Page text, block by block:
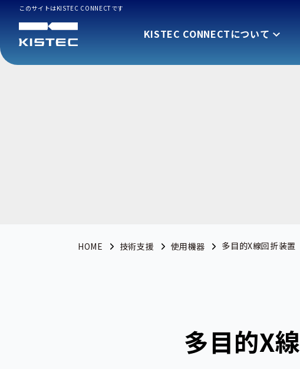
このサイトはKISTEC CONNECTです
KISTEC CONNECTについて
HOME 技術支援 使用機器 多目的X線回折装置
多目的X